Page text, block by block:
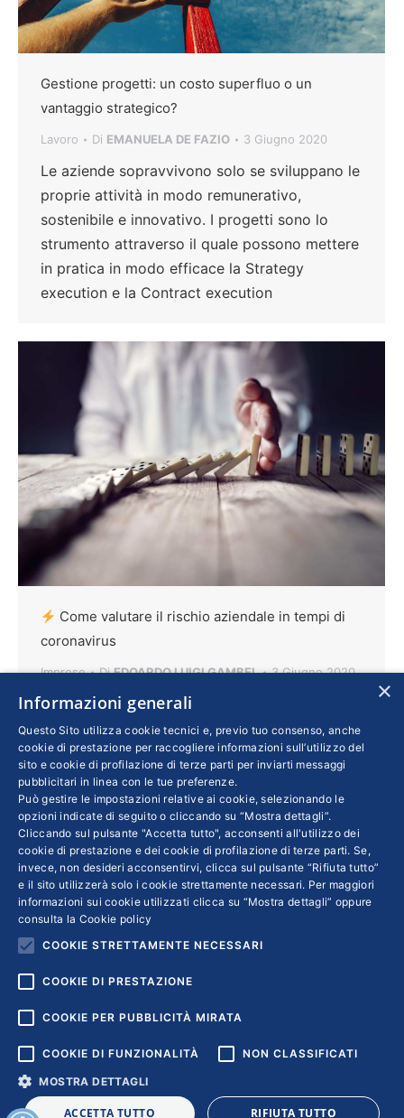
Gestione progetti: un costo superfluo o un
vantaggio strategico?
Lavoro Di EMANUELA DE FAZIO 3 Giugno 2020
Le aziende sopravvivono solo se sviluppano le
proprie attività in modo remunerativo,
sostenibile e innovativo. I progetti sono lo
strumento attraverso il quale possono mettere
in pratica in modo efficace la Strategy
execution e la Contract execution
Come valutare il rischio aziendale in tempi di
coronavirus
Imprese DiEDOARDO LUIGI GAMBEL 3 Giugno 2020
Alle prese con fatturati in caduta e incertezza
sui prossimi mesi, gli imprenditori devono
mantenere la lucidità e riuscire a organizzare
una strategia che consenta loro di superare la
crisi limitando il più possibile i danni. Ecco
alcuni consigli e un metodo semplice da
applicare pensato a misura di Pmi
← 1 … 10 11 12
Copyright © 2018 | Confindustria Servizi S.p.a. Partita iva
×
Informazioni generali
Questo Sito utilizza cookie tecnici e, previo tuo consenso, anche
cookie di prestazione per raccogliere informazioni sull’utilizzo del
sito e cookie di profilazione di terze parti per inviarti messaggi
pubblicitari in linea con le tue preferenze.
Può gestire le impostazioni relative ai cookie, selezionando le
opzioni indicate di seguito o cliccando su “Mostra dettagli”.
Cliccando sul pulsante "Accetta tutto", acconsenti all'utilizzo dei
cookie di prestazione e dei cookie di profilazione di terze parti. Se,
invece, non desideri acconsentirvi, clicca sul pulsante “Rifiuta tutto”
e il sito utilizzerà solo i cookie strettamente necessari. Per maggiori
informazioni sui cookie utilizzati clicca su “Mostra dettagli” oppure
consulta la Cookie policy
COOKIE STRETTAMENTE NECESSARI
COOKIE DI PRESTAZIONE
COOKIE PER PUBBLICITÀ MIRATA
COOKIE DI FUNZIONALITÀ NON CLASSIFICATI
MOSTRA DETTAGLI
ACCETTA TUTTO RIFIUTA TUTTO